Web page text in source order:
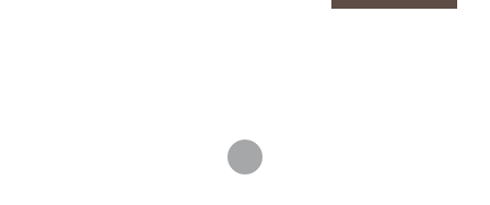
Loading...